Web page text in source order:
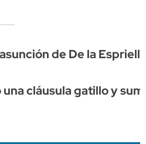
de De la
cláusula gatillo y